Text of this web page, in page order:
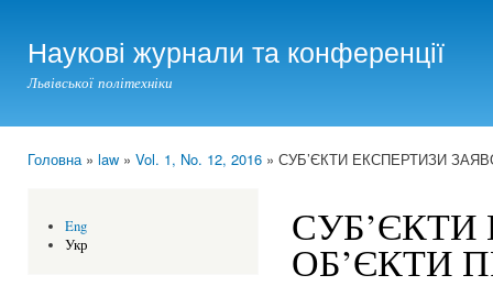
Наукові журнали та конференції
Львівської політехніки
Головна» law » Vol. 1, No. 12, 2016 » СУБ’ЄКТИ ЕКСПЕРТИЗИ
Eng
Укр
ОБ’ЄКТИ